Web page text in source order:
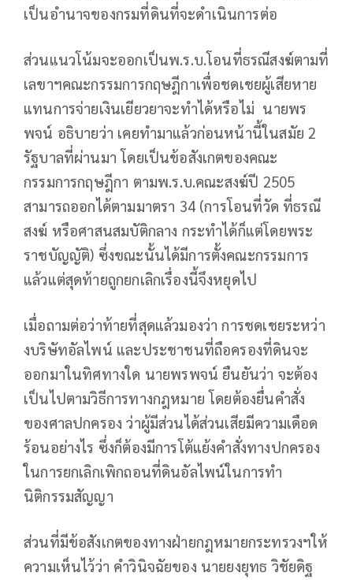
เป็นอำนาจของกรมที่ดินที่จะดำเนินการต่อ
ส่วนแนวโน้มจะออกเป็นพ.ร.บ.โอนที่ธรณีสงฆ์​ตามที่
เลขาฯคณะกรรมการ​กฤษฎีกา​เพื่อชดเชยผู้เสียหาย
แทนการจ่ายเงินเยียวยาจะทำได้หรือไม่ ​ นายพร
พจน์​ อธิบายว่า​ เคยทำมาแล้วก่อนหน้านี้ในสมัย​ 2
รัฐบาลที่ผ่านมา​ โดยเป็นข้อสังเกตของคณะ
กรรมการ​กฤษฎีกา​ ตามพ.ร.บ.คณะสงฆ์ปี 2505
สามารถออกได้ตามมาตรา​ 34 (การโอนที่วัด​ ที่ธรณี
สงฆ์​ หรือศาสนสมบัติกลาง กระทำได้ก็แต่โดยพระ
ราชบัญญัติ)​ ซึ่งขณะนั้นได้มีการตั้งคณะกรรมการ
แล้วแต่สุดท้ายถูกยกเลิกเรื่องนี้จึงหยุดไป
เมื่อถามต่อว่าท้ายที่สุดแล้วมองว่า การชดเชยระหว่า
งบริษัทอัลไพน์​ และประชาชนที่ถือครองที่ดินจะ
ออกมาในทิศทางใด​ นายพรพจน์​ ยืนยันว่า​ จะต้อง
เป็นไปตามวิธีการทางกฎหมาย โดยต้องยื่นคำสั่ง
ของศาลปกครอง ว่าผู้มีส่วนได้ส่วนเสียมีความเดือด
ร้อนอย่างไร ซึ่งก็ต้องมีการโต้แย้งคำสั่งทางปกครอง
ในการยกเลิกเพิกถอนที่ดินอัลไพน์ในการทำ
นิติกรรมสัญญา
ส่วนที่มีข้อสังเกตของทางฝ่ายกฎหมายกระทรวงฯให้
ความเห็นไว้ว่า​ คำวินิจฉัยของ นายยงยุทธ วิชัยดิฐ